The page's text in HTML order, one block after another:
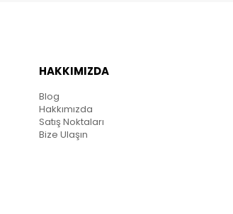
HAKKIMIZDA
Blog
Hakkımızda
Satış Noktaları
Bize Ulaşın